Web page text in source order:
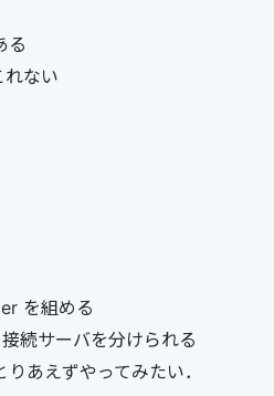
る
れない
を組める
続サーバを分けられる
あえずやってみたい．